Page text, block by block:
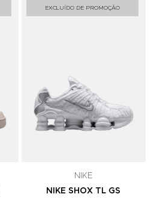
Adicionar aos Favoritos
EXCLUÍDO DE PROMOÇÃO
NIKE
NIKE SHOX TL GS